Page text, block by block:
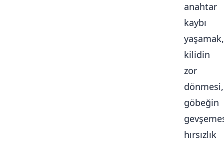
anahtar
kaybı
yaşamak,
kilidin
zor
dönmesi,
göbeğin
hırsızlık